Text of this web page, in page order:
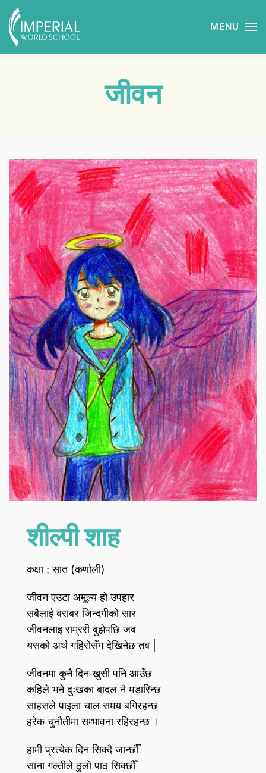
Skip to main content MENU
जीवन
शील्पी शाह
कक्षा : सात (कर्णाली)
जीवन एउटा अमूल्य हो उपहार
सबैलाई बराबर जिन्दगीको सार
जीवनलाइ राम्ररी बुझेपछि जब
यसको अर्थ गहिरोसँग देखिनेछ तब |
जीवनमा कुनै दिन खुसी पनि आउँछ
कहिले भने दुःखका बादल नै मडारिन्छ
साहसले पाइला चाल समय बगिरहन्छ
हरेक चुनौतीमा सम्भावना रहिरहन्छ ।
हामी प्रत्येक दिन सिक्दै जान्छौँ
साना गल्तीले ठुलो पाठ सिक्छौँ